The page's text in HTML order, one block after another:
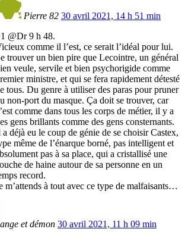
Pierre 82 30 avril 2021, 14 h 51 min
@Dr 9 h 48.
comme il l’est, ce serait l’idéal pour lui.
trouver un bien pire que Lecointre, un général
veule, servile et bien psychorigide comme
ministre, et qui se fera rapidement détesté
tous. Du genre à utiliser des paras pour pruner
non-port du masque. Ça doit se trouver, car
comme dans tous les corps de métier, il y a
gens brillants comme des gens consternants.
a déjà eu le coup de génie de se choisir Castex,
même de l’énarque borné, pas intelligent et
pas à sa place, qui a cristallisé une
de haine autour de sa personne en un
record.
m’attends à tout avec ce type de malfaisants…
ange et démon 30 avril 2021, 11 h 09 min